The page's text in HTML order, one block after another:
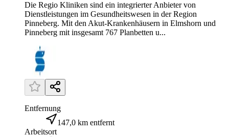
Die Regio Kliniken sind ein integrierter Anbieter von
Dienstleistungen im Gesundheitswesen in der Region
Pinneberg. Mit den Akut-Krankenhäusern in Elmshorn und
Pinneberg mit insgesamt 767 Planbetten u...
Entfernung
147,0 km entfernt
Arbeitsort